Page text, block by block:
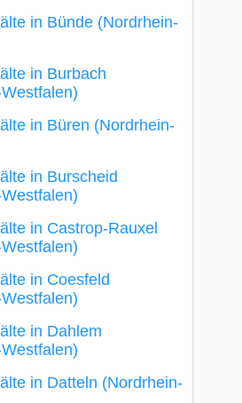
in Bünde (Nordrhein-
in Burbach
in Büren (Nordrhein-
in Burscheid
in Castrop-Rauxel
in Coesfeld
in Dahlem
in Datteln (Nordrhein-